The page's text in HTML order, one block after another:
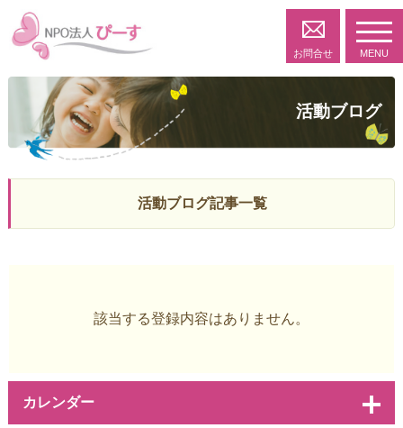
お問合せ MENU
活動ブログ
活動ブログ記事一覧
該当する登録内容はありません。
カレンダー